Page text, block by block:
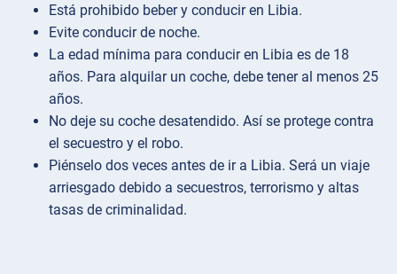
Está prohibido beber y conducir en Libia.
Evite conducir de noche.
La edad mínima para conducir en Libia es de 18
años. Para alquilar un coche, debe tener al menos 25
años.
No deje su coche desatendido. Así se protege contra
el secuestro y el robo.
Piénselo dos veces antes de ir a Libia. Será un viaje
arriesgado debido a secuestros, terrorismo y altas
tasas de criminalidad.